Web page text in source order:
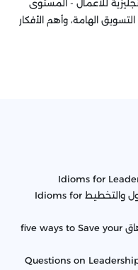
للأعمال - المستوى
الهامة، وأهم الأفكار
المصطلحات المستخدمة فى الجداول والتخطيط Idioms for
تعلم 5 طرق لإنقاذ مديرك من الإرهاق five ways to Save your